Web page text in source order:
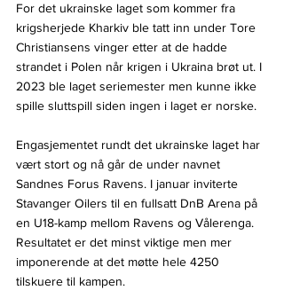
For det ukrainske laget som kommer fra
krigsherjede Kharkiv ble tatt inn under Tore
Christiansens vinger etter at de hadde
strandet i Polen når krigen i Ukraina brøt ut. I
2023 ble laget seriemester men kunne ikke
spille sluttspill siden ingen i laget er norske.
Engasjementet rundt det ukrainske laget har
vært stort og nå går de under navnet
Sandnes Forus Ravens. I januar inviterte
Stavanger Oilers til en fullsatt DnB Arena på
en U18-kamp mellom Ravens og Vålerenga.
Resultatet er det minst viktige men mer
imponerende at det møtte hele 4250
tilskuere til kampen.